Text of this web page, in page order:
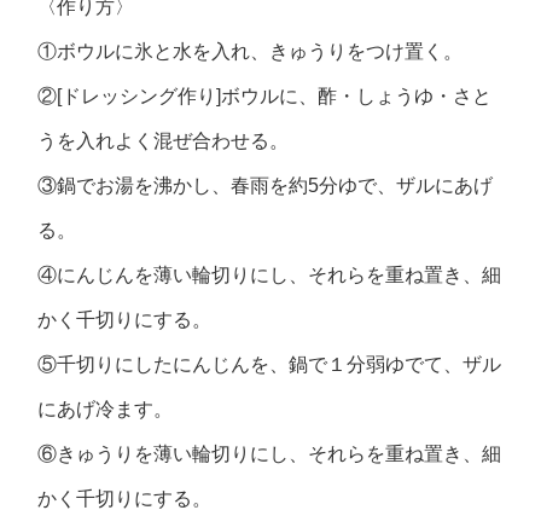
〈作り方〉
①ボウルに氷と水を入れ、きゅうりをつけ置く。
②[ドレッシング作り]ボウルに、酢・しょうゆ・さと
うを入れよく混ぜ合わせる。
③鍋でお湯を沸かし、春雨を約5分ゆで、ザルにあげ
る。
④にんじんを薄い輪切りにし、それらを重ね置き、細
かく千切りにする。
⑤千切りにしたにんじんを、鍋で１分弱ゆでて、ザル
にあげ冷ます。
⑥きゅうりを薄い輪切りにし、それらを重ね置き、細
かく千切りにする。